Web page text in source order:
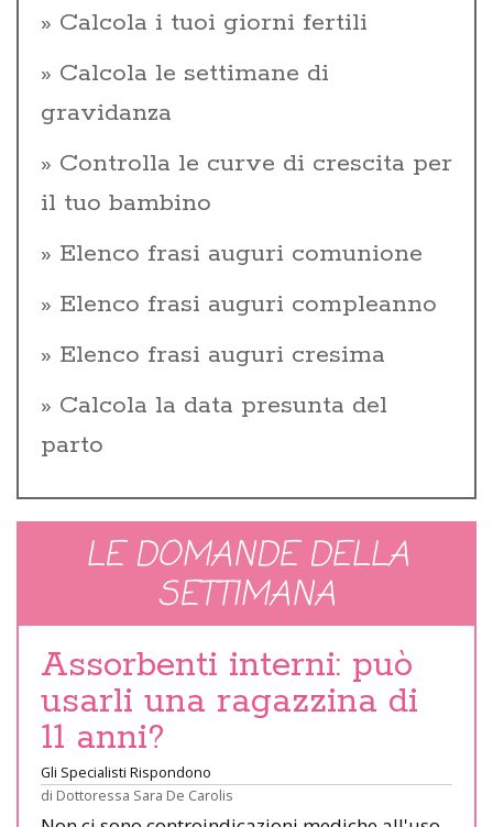
Calcola i tuoi giorni fertili
Calcola le settimane di
gravidanza
Controlla le curve di crescita per
il tuo bambino
Elenco frasi auguri comunione
Elenco frasi auguri compleanno
Elenco frasi auguri cresima
Calcola la data presunta del
parto
LE DOMANDE DELLA
SETTIMANA
Assorbenti interni: può
usarli una ragazzina di
11 anni?
Gli Specialisti Rispondono
di Dottoressa Sara De Carolis